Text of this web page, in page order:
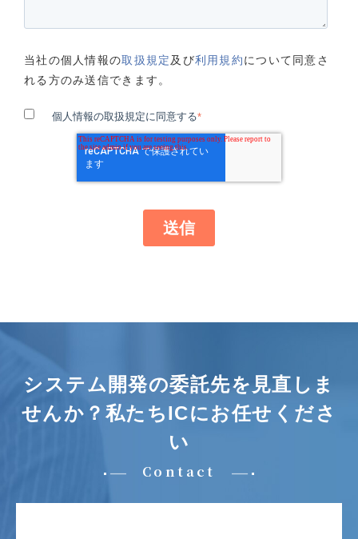
当社の個人情報の取扱規定及び利用規約について同意さ
れる方のみ送信できます。
個人情報の取扱規定に同意する*
システム開発の委託先を見直しま
せんか？ 私たちICにお任せくださ
い
Contact